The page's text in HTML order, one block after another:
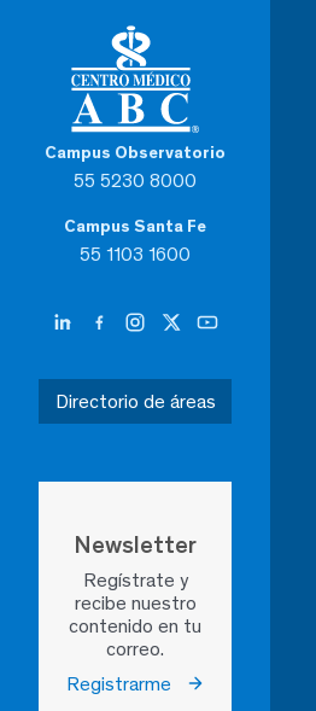
Campus Observatorio
55 5230 8000
Campus Santa Fe
55 1103 1600
Directorio de áreas
Newsletter
Regístrate y
recibe nuestro
contenido en tu
correo.
Registrarme